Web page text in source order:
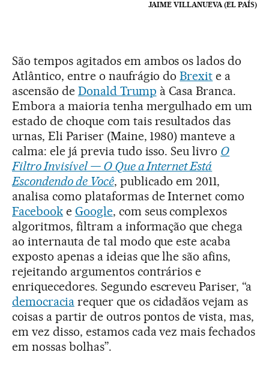
JAIME VILLANUEVA (EL PAÍS)
São tempos agitados em ambos os lados do
Atlântico, entre o naufrágio doBrexit e a
ascensão de Donald Trump à Casa Branca.
Embora a maioria tenha mergulhado em um
estado de choque com tais resultados das
urnas, Eli Pariser (Maine, 1980) manteve a
calma: ele já previa tudo isso. Seu livro O
Filtro Invisível — O Que a Internet Está
Escondendo de Você, publicado em 2011,
analisa como plataformas de Internet como
Facebooke Google, com seus complexos
algoritmos, filtram a informação que chega
ao internauta de tal modo que este acaba
exposto apenas a ideias que lhe são afins,
rejeitando argumentos contrários e
enriquecedores. Segundo escreveu Pariser, “a
democraciarequer que os cidadãos vejam as
coisas a partir de outros pontos de vista, mas,
em vez disso, estamos cada vez mais fechados
em nossas bolhas”.